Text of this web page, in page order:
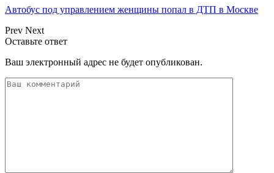
Автобус под управлением женщины попал в ДТП в Москве
Prev Next
Оставьте ответ
Ваш электронный адрес не будет опубликован.